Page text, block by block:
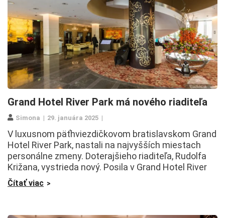
Grand Hotel River Park má nového riaditeľa
Simona 29. januára 2025
V luxusnom päťhviezdičkovom bratislavskom Grand
Hotel River Park, nastali na najvyšších miestach
personálne zmeny. Doterajšieho riaditeľa, Rudolfa
Križana, vystrieda nový. Posila v Grand Hotel River
Čítať viac